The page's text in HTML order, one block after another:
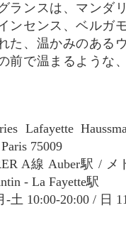
ランスは、マンダ
ンセンス、ベルガ
た、温かみのある
前で温まるような
Lafayette
75009
A線 Auber駅 / メ
- La Fayette駅
-土 10:00-20:00 / 日